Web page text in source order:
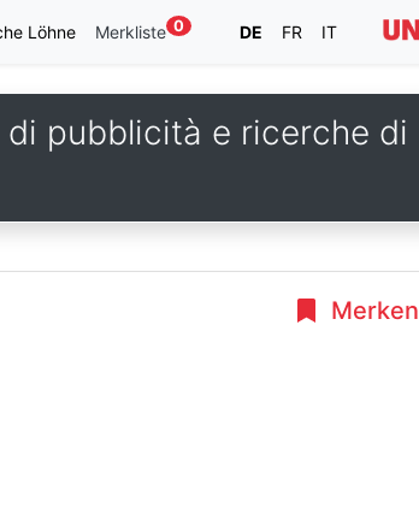
Löhne Merkliste 0 DE FR IT
pubblicità e ricerche di
Merken